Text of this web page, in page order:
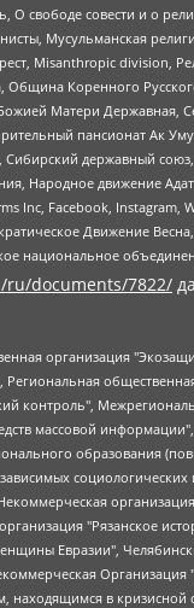
О свободе совести и о
Мусульманская
Misanthropic division,
Коренного
Матери Державная,
пансионат Ак
державный
Народное движение
Inc, Facebook,
Движение
национальное
documents/7822/
группа", Фонд содействия защите здоровья и социальной справедливости имени Андрея Рылькова, Автономная Некоммерческая Организация "Аналитический Центр Юрия Левады", Автономная некоммерческая организация социальной поддержки населения "Проект Апрель", Региональная общественная организация помощи женщинам и детям, находящимся в кризисной ситуации "Информационно-методический центр "Анна", Фонд содействия развитию массовых коммуникаций и правовому просвещению "Так-так-Так", Фонд содействия устойчивому развитию "Серебряная тайга", Свердловский региональный общественный фонд социальных проектов "Новое время", "Idel.Реалии", Кавказ.Реалии, Крым.Реалии, Телеканал Настоящее Время, Татаро-башкирская служба Радио Свобода (Azatliq Radiosi), Радио Свободная Европа/Радио Свобода (PCE/PC), "Сибирь.Реалии", "Фактограф", Благотворительный фонд помощи осужденным и их семьям, Автономная некоммерческая организация "Институт глобализации и социальных движений", Фонд "В защиту прав заключенных", Частное учреждение "Центр поддержки и содействия развитию средств массовой информации", Пензенский региональный общественный